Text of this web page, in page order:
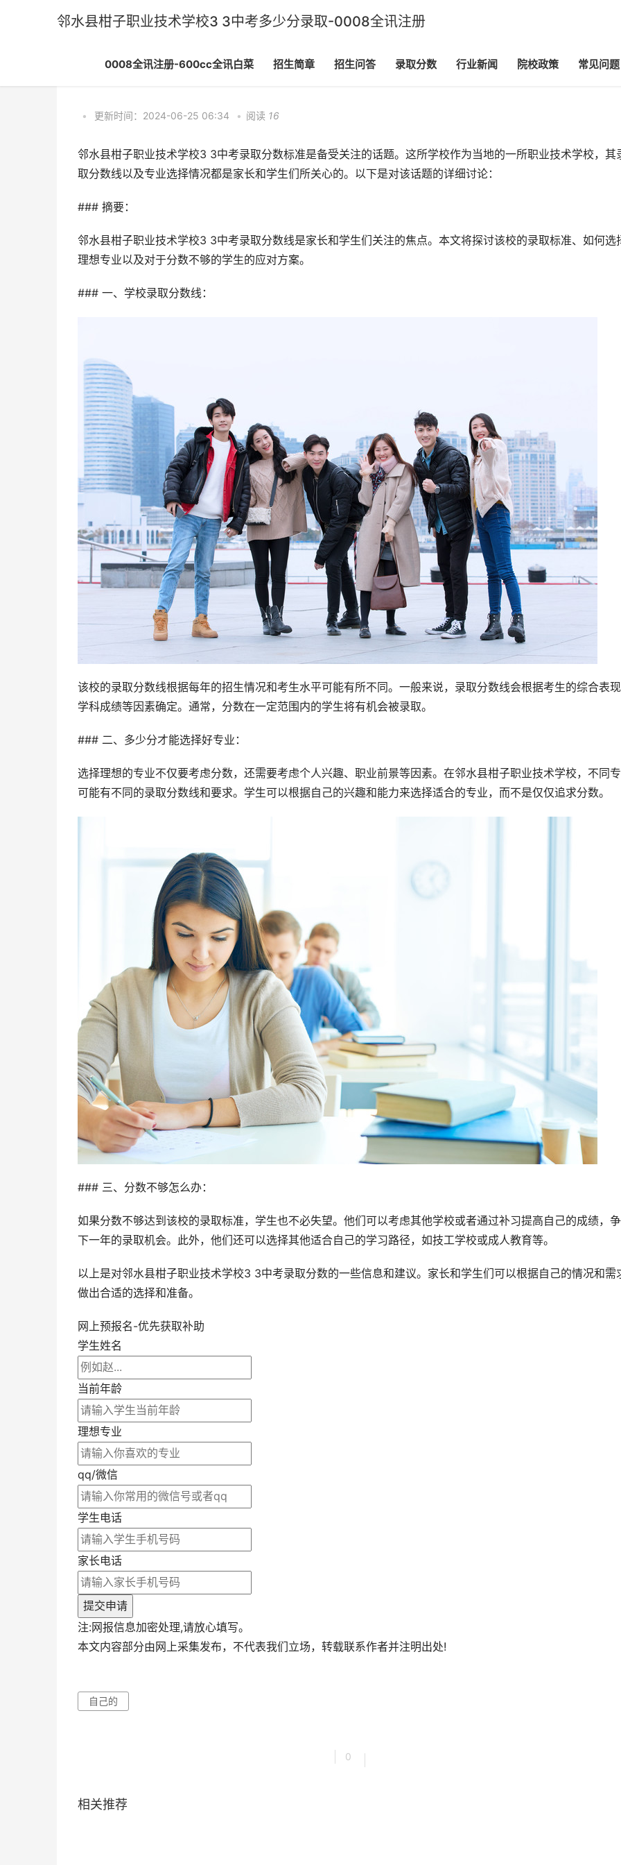
邻水县柑子职业技术学校3 3中考多少分录取-0008全讯注册
0008全讯注册-600cc全讯白菜 招生简章 招生问答 录取分数 行业新闻 院校政策 常见问题
0008全讯注册-600cc全讯白菜>招生简章
• 更新时间：2024-06-25 06:34 • 阅读 16
邻水县柑子职业技术学校3 3中考录取分数标准是备受关注的话题。这所学校作为当地的一所职业技术学校，其
取分数线以及专业选择情况都是家长和学生们所关心的。以下是对该话题的详细讨论：
### 摘要：
邻水县柑子职业技术学校3 3中考录取分数线是家长和学生们关注的焦点。本文将探讨该校的录取标准、如何选
理想专业以及对于分数不够的学生的应对方案。
### 一、学校录取分数线：
该校的录取分数线根据每年的招生情况和考生水平可能有所不同。一般来说，录取分数线会根据考生的综合表
学科成绩等因素确定。通常，分数在一定范围内的学生将有机会被录取。
### 二、多少分才能选择好专业：
选择理想的专业不仅要考虑分数，还需要考虑个人兴趣、职业前景等因素。在邻水县柑子职业技术学校，不同
可能有不同的录取分数线和要求。学生可以根据自己的兴趣和能力来选择适合的专业，而不是仅仅追求分数。
### 三、分数不够怎么办：
如果分数不够达到该校的录取标准，学生也不必失望。他们可以考虑其他学校或者通过补习提高自己的成绩，
下一年的录取机会。此外，他们还可以选择其他适合自己的学习路径，如技工学校或成人教育等。
以上是对邻水县柑子职业技术学校3 3中考录取分数的一些信息和建议。家长和学生们可以根据自己的情况和需
做出合适的选择和准备。
网上预报名-优先获取补助
学生姓名
当前年龄
理想专业
qq/微信
学生电话
家长电话
提交申请
注:网报信息加密处理,请放心填写。
本文内容部分由网上采集发布，不代表我们立场，转载联系作者并注明出处!
自己的
0
相关推荐